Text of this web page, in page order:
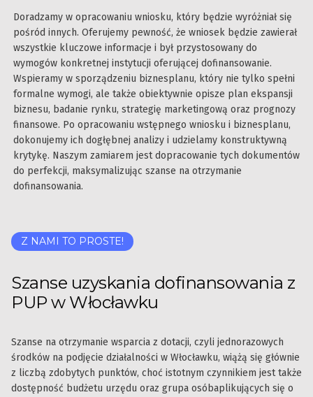
Doradzamy w opracowaniu wniosku, który będzie wyróżniał się
pośród innych. Oferujemy pewność, że wniosek będzie zawierał
wszystkie kluczowe informacje i był przystosowany do
wymogów konkretnej instytucji oferującej dofinansowanie.
Wspieramy w sporządzeniu biznesplanu, który nie tylko spełni
formalne wymogi, ale także obiektywnie opisze plan ekspansji
biznesu, badanie rynku, strategię marketingową oraz prognozy
finansowe. Po opracowaniu wstępnego wniosku i biznesplanu,
dokonujemy ich dogłębnej analizy i udzielamy konstruktywną
krytykę. Naszym zamiarem jest dopracowanie tych dokumentów
do perfekcji, maksymalizując szanse na otrzymanie
dofinansowania.
Z NAMI TO PROSTE!
Szanse uzyskania dofinansowania z
PUP w Włocławku
Szanse na otrzymanie wsparcia z dotacji, czyli jednorazowych
środków na podjęcie działalności w Włocławku, wiążą się głównie
z liczbą zdobytych punktów, choć istotnym czynnikiem jest także
dostępność budżetu urzędu oraz grupa osóbaplikujących się o